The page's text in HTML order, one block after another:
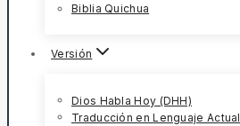
Biblia Quichua
Versión
Dios Habla Hoy (DHH)
Traducción en Lenguaje Actual